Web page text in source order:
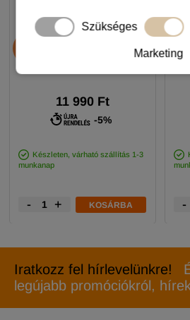
Szükséges
Marketing
JosiDog Economy
11 990 Ft
-5%
Készleten, várható szállítás 1-3
munkanap
- + KOSÁRBA -
Iratkozz fel hírlevelünkre!
legújabb promóciókról,